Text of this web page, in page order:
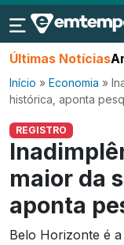
Últimas Notícias
Início » Economia »
histórica, aponta
REGISTRO
maior da
aponta
Belo Horizonte é